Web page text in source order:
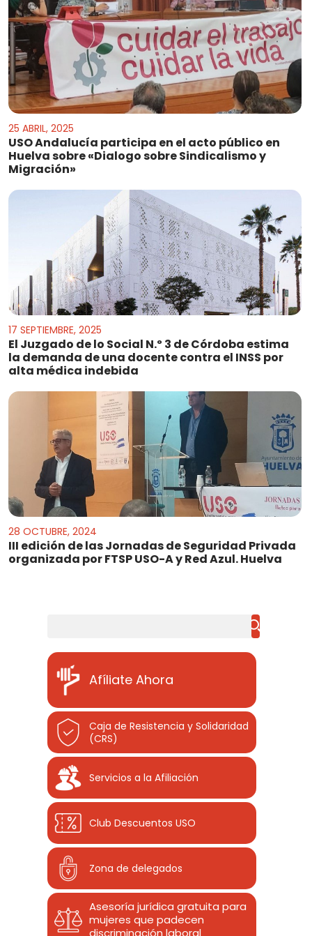
25 ABRIL, 2025
USO Andalucía participa en el acto público en
Huelva sobre «Dialogo sobre Sindicalismo y
Migración»
17 SEPTIEMBRE, 2025
El Juzgado de lo Social N.º 3 de Córdoba estima
la demanda de una docente contra el INSS por
alta médica indebida
28 OCTUBRE, 2024
III edición de las Jornadas de Seguridad Privada
organizada por FTSP USO-A y Red Azul. Huelva
Afíliate Ahora
Caja de Resistencia y Solidaridad
(CRS)
Servicios a la Afiliación
Club Descuentos USO
Zona de delegados
Asesoría jurídica gratuita para
mujeres que padecen
discriminación laboral